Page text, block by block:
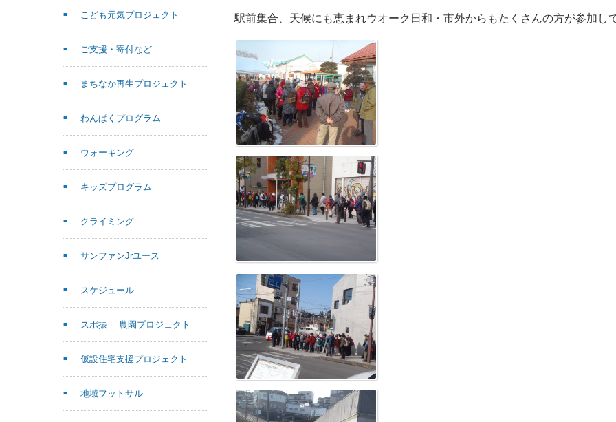
駅前集合、天候にも恵まれウオーク日和・市外からもたくさんの方が参加し
こども元気プロジェクト
ご支援・寄付など
まちなか再生プロジェクト
わんぱくプログラム
ウォーキング
キッズプログラム
クライミング
サンファンJrユース
スケジュール
スポ振 農園プロジェクト
仮設住宅支援プロジェクト
地域フットサル